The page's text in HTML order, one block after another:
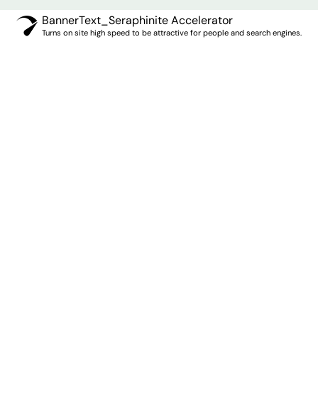
BannerText_Seraphinite Accelerator
Turns on site high speed to be attractive for people and search engines.